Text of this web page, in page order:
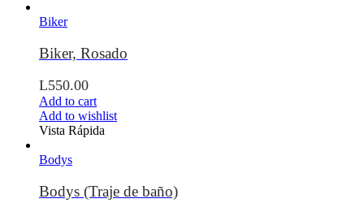
Biker
Biker, Rosado
L550.00
Add to cart
Add to wishlist
Vista Rápida
Bodys
Bodys (Traje de baño)